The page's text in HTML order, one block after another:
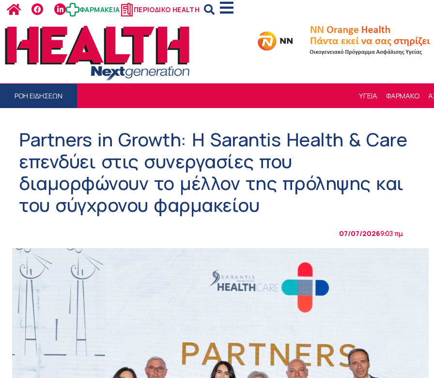
ΦΑΡΜΑΚΕΙΑ ΠΕΡΙΟΔΙΚΟ HEALTH
ΡΟΗ ΕΙΔΗΣΕΩΝ ΥΓΕΙΑ ΦΑΡΜΑΚΟ
Partners in Growth: Η Sarantis Health & Care
επενδύει στις συνεργασίες που
διαμορφώνουν το μέλλον της πρόληψης και
του σύγχρονου φαρμακείου
07/07/20269:03 πμ